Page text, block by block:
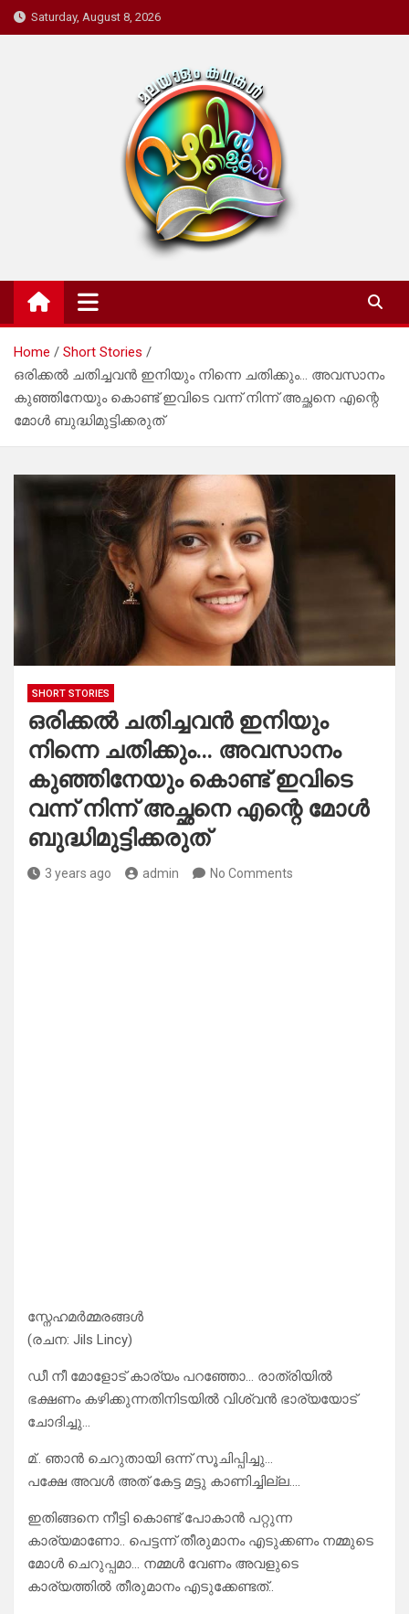
Skip
to
Saturday, August 8, 2026
Mazhavil Thalukal
Malayalam Kadhakal
Home
Short Stories
ഒരിക്കൽ ചതിച്ചവൻ ഇനിയും നിന്നെ ചതിക്കും… അവസാനം
കുഞ്ഞിനേയും കൊണ്ട് ഇവിടെ വന്ന് നിന്ന് അച്ഛനെ എന്റെ
മോൾ ബുദ്ധിമുട്ടിക്കരുത്
SHORT STORIES
ഒരിക്കൽ ചതിച്ചവൻ ഇനിയും
നിന്നെ ചതിക്കും… അവസാനം
കുഞ്ഞിനേയും കൊണ്ട് ഇവിടെ
വന്ന് നിന്ന് അച്ഛനെ എന്റെ മോൾ
ബുദ്ധിമുട്ടിക്കരുത്
3 years ago admin No Comments
സ്നേഹമർമ്മരങ്ങൾ
(രചന: Jils Lincy)
ഡീ നീ മോളോട് കാര്യം പറഞ്ഞോ… രാത്രിയിൽ
ഭക്ഷണം കഴിക്കുന്നതിനിടയിൽ വിശ്വൻ ഭാര്യയോട്
ചോദിച്ചു…
മ്.. ഞാൻ ചെറുതായി ഒന്ന് സൂചിപ്പിച്ചു…
പക്ഷേ അവൾ അത് കേട്ട മട്ടു കാണിച്ചില്ല….
ഇതിങ്ങനെ നീട്ടി കൊണ്ട് പോകാൻ പറ്റുന്ന
കാര്യമാണോ.. പെട്ടന്ന് തീരുമാനം എടുക്കണം നമ്മുടെ
മോൾ ചെറുപ്പമാ… നമ്മൾ വേണം അവളുടെ
കാര്യത്തിൽ തീരുമാനം എടുക്കേണ്ടത്..